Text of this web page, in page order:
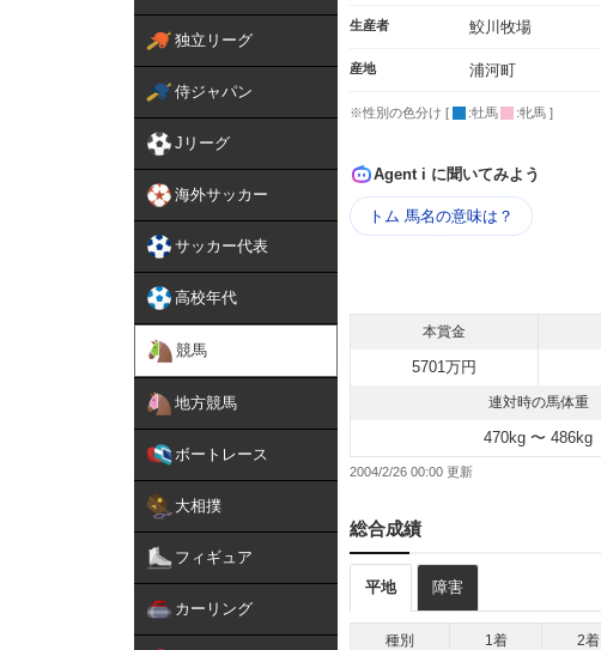
独立リーグ
侍ジャパン
Jリーグ
海外サッカー
サッカー代表
高校年代
競馬
地方競馬
ボートレース
大相撲
フィギュア
カーリング
生産者 鮫川牧場
産地 浦河町
※性別の色分け [ :牡馬 :牝馬 ]
Agent i に聞いてみよう
トム 馬名の意味は？
本賞金
5701万円
連対時の馬体重
470kg 〜 486kg
2004/2/26 00:00
総合成績
平地 障害
種別 1着 2着